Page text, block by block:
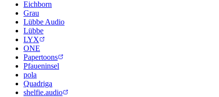
Eichborn
Grau
Lübbe Audio
Lübbe
LYX
ONE
Papertoons
Pfaueninsel
pola
Quadriga
shelfie.audio